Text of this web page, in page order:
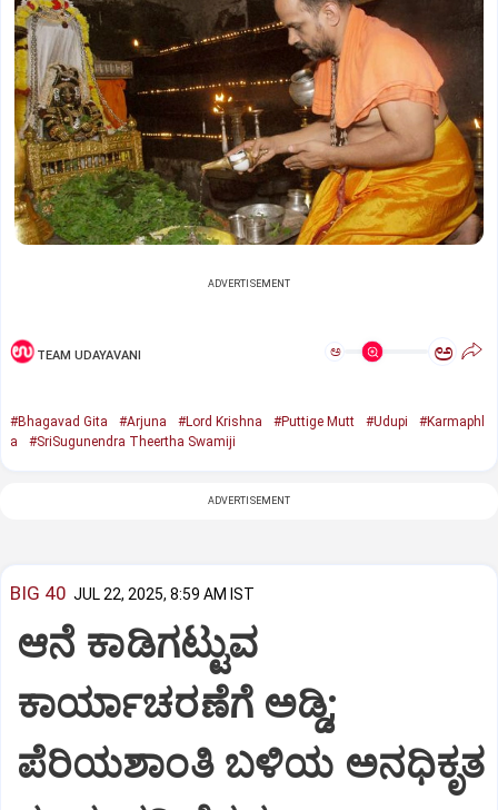
ADVERTISEMENT
TEAM UDAYAVANI ಅ ಅ
#Bhagavad Gita #Arjuna #Lord Krishna #Puttige Mutt #Udupi
#Karmaphl
a
#SriSugunendra Theertha Swamiji
ADVERTISEMENT
BIG 40 JUL 22, 2025, 8:59 AM IST
ಆನೆ ಕಾಡಿಗಟ್ಟುವ
ಕಾರ್ಯಾಚರಣೆಗೆ ಅಡ್ಡಿ;
ಪೆರಿಯಶಾಂತಿ ಬಳಿಯ ಅನಧಿಕೃತ